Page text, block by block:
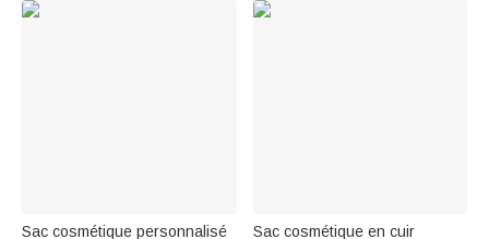
mère
Sac cosmétique personnalisé
Sac cosmétique en cuir